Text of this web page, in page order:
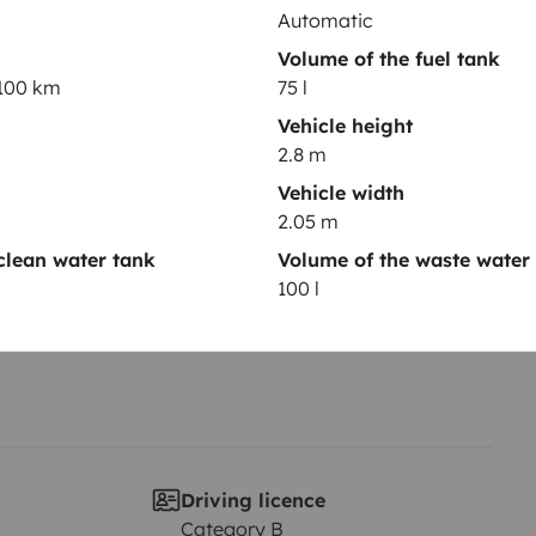
Automatic
km
Volume of the fuel tank
75 l
Vehicle height
2.8 m
Vehicle width
2.05 m
water tank
Volume of the waste
100 l
500 km/jour.
Year of registration
Driving licence
Category B